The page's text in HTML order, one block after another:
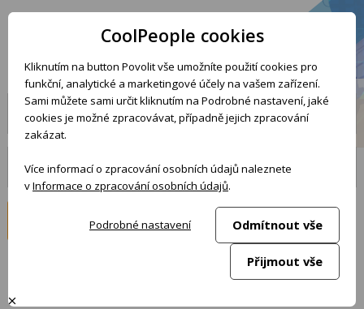
POOL
dostupných
IT kandidátů
Všechny kompetence Všechna místa
Všechny formy
CoolPeople cookies
Kliknutím na button Povolit vše umožníte použití cookies pro
funkční, analytické a marketingové účely na vašem zařízení.
Sami můžete sami určit kliknutím na Podrobné nastavení, jaké
cookies je možné zpracovávat, případně jejich zpracování
zakázat.
Více informací o zpracování osobních údajů naleznete
vInformace o zpracování osobních údajů.
Podrobné nastavení Odmítnout vše
Přijmout vše